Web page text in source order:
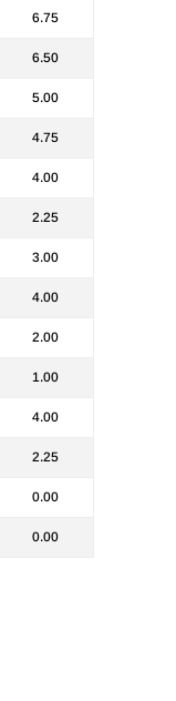
6.75
6.50
5.00
4.75
4.00
2.25
3.00
4.00
2.00
1.00
4.00
2.25
0.00
0.00